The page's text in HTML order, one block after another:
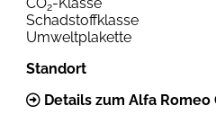
2
Schadstoffklasse
Umweltplakette
Standort
Details zum Alfa Romeo